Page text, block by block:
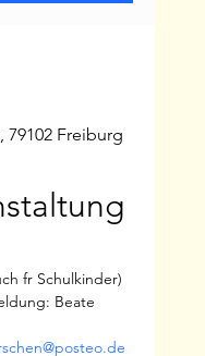
79102 Freiburg
fr Schulkinder)
Beate